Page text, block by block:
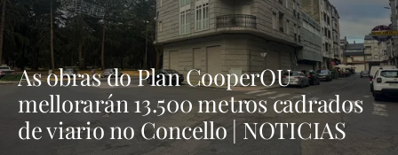
As obras do Plan CooperOU
mellorarán 13.500 metros cadrados
de viario no Concello | NOTICIAS